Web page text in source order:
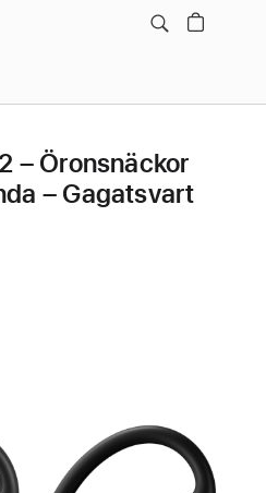
– Öronsnäckor
– Gagatsvart